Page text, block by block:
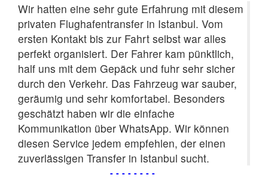
Wir hatten eine sehr gute Erfahrung mit diesem
privaten Flughafentransfer in Istanbul. Vom
ersten Kontakt bis zur Fahrt selbst war alles
perfekt organisiert. Der Fahrer kam pünktlich,
half uns mit dem Gepäck und fuhr sehr sicher
durch den Verkehr. Das Fahrzeug war sauber,
geräumig und sehr komfortabel. Besonders
geschätzt haben wir die einfache
Kommunikation über WhatsApp. Wir können
diesen Service jedem empfehlen, der einen
zuverlässigen Transfer in Istanbul sucht.
--------